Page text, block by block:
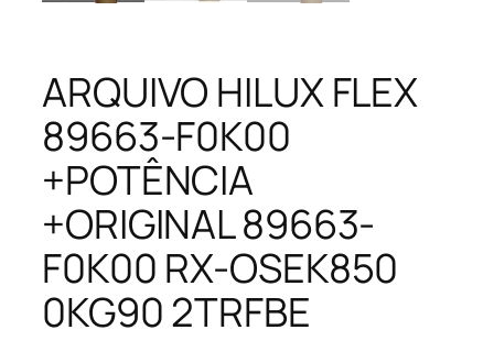
ARQUIVO HILUX FLEX
89663-F0K00
+POTÊNCIA
+ORIGINAL 89663-
F0K00 RX-OSEK850
0KG90 2TRFBE